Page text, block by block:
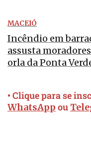
MACEIÓ
Incêndio em
assusta
orla da Ponta
• Clique para se
WhatsApp ou